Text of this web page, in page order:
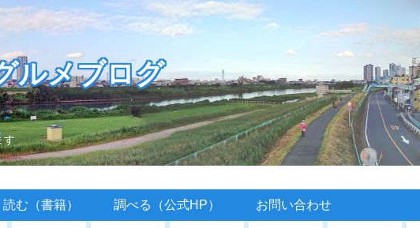
ルメブログ
す
読む（書籍） 調べる（公式HP） お問い合わせ